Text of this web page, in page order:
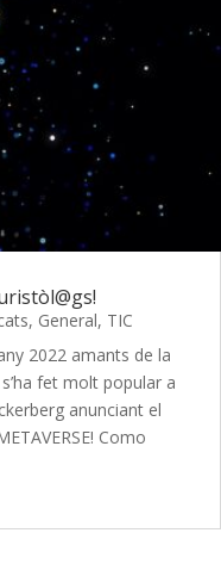
, General, TIC
2022 amants de la
fet molt popular a
anunciant el
Como